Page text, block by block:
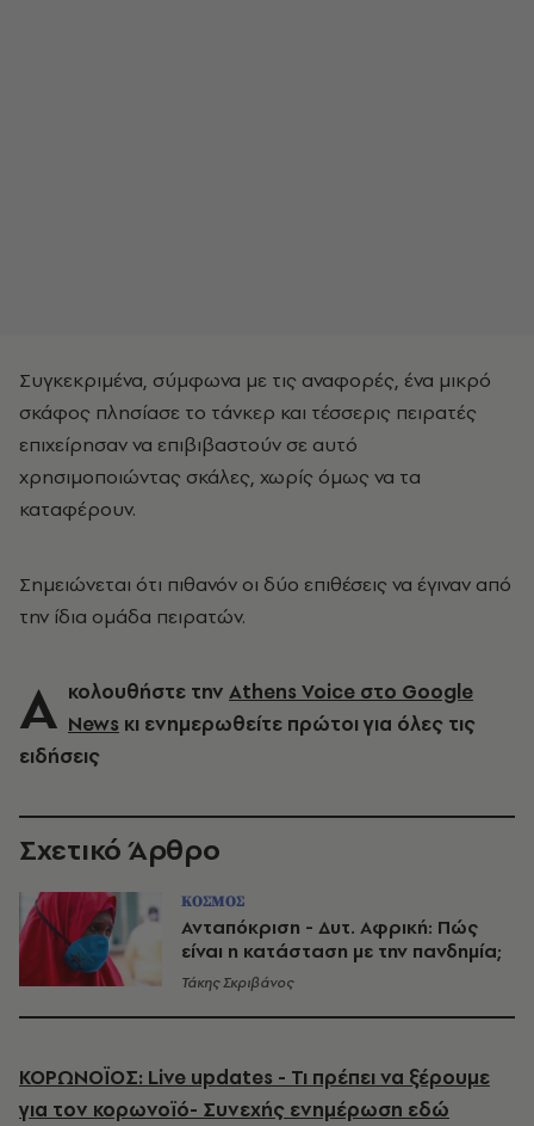
Συγκεκριμένα, σύμφωνα με τις αναφορές, ένα μικρό
σκάφος πλησίασε το τάνκερ και τέσσερις πειρατές
επιχείρησαν να επιβιβαστούν σε αυτό
χρησιμοποιώντας σκάλες, χωρίς όμως να τα
καταφέρουν.
Σημειώνεται ότι πιθανόν οι δύο επιθέσεις να έγιναν από
την ίδια ομάδα πειρατών.
Α κολουθήστε την Athens Voice στο Google
News κι ενημερωθείτε πρώτοι για όλες τις
ειδήσεις
Σχετικό Άρθρο
ΚΟΣΜΟΣ
Ανταπόκριση - Δυτ. Αφρική: Πώς
είναι η κατάσταση με την πανδημία;
Τάκης Σκριβάνος
ΚΟΡΩΝΟΪΟΣ: Live updates - Τι πρέπει να ξέρουμε
για τον κορωνοϊό- Συνεχής ενημέρωση εδώ